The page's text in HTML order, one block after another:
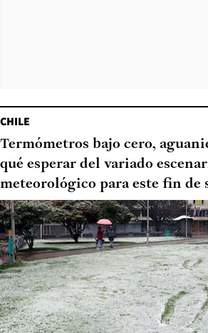
CHILE
Termómetros bajo cero,
qué esperar del variado
meteorológico para este fin de